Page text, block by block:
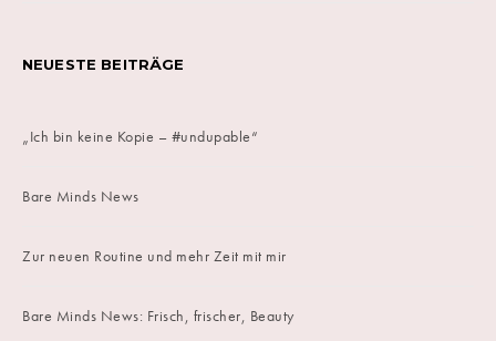
NEUESTE BEITRÄGE
„Ich bin keine Kopie – #undupable“
Bare Minds News
Zur neuen Routine und mehr Zeit mit mir
Bare Minds News: Frisch, frischer, Beauty